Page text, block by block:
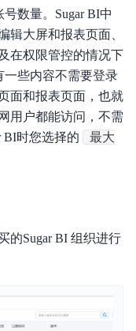
数量。Sugar BI中
辑大屏和报表页面、
在权限管控的情况下
一些内容不需要登录
面和报表页面，也就
用户都能访问，不需
BI时您选择的
最大
的Sugar BI 组织进行